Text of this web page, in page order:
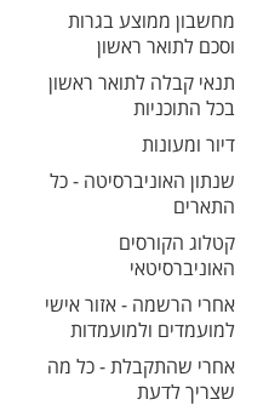
מחשבון ממוצע בגרות
וסכם לתואר ראשון
תנאי קבלה לתואר ראשון
בכל התוכניות
דיור ומעונות
שנתון האוניברסיטה - כל
התארים
קטלוג הקורסים
האוניברסיטאי
אחרי הרשמה - אזור אישי
למועמדים ולמועמדות
אחרי שהתקבלת - כל מה
שצריך לדעת